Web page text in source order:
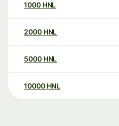
1000 HNL
2000 HNL
5000 HNL
10000 HNL